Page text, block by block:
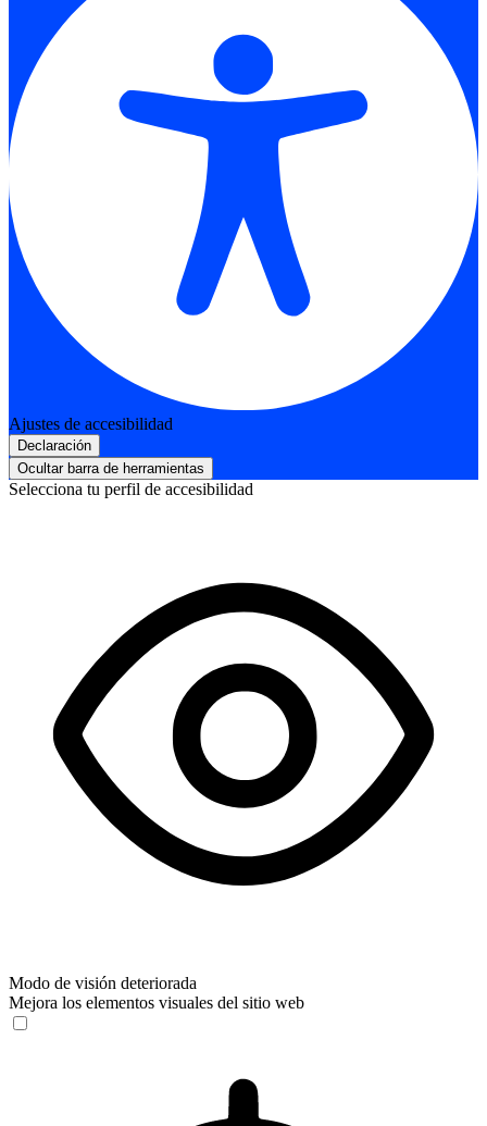
Ajustes de accesibilidad
Declaración
Ocultar barra de herramientas
Selecciona tu perfil de accesibilidad
Modo de visión deteriorada
Mejora los elementos visuales del sitio web